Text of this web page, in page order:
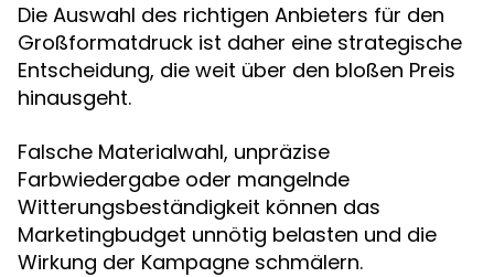
Die Auswahl des richtigen Anbieters für den
Großformatdruck ist daher eine strategische
Entscheidung, die weit über den bloßen Preis
hinausgeht.
Falsche Materialwahl, unpräzise
Farbwiedergabe oder mangelnde
Witterungsbeständigkeit können das
Marketingbudget unnötig belasten und die
Wirkung der Kampagne schmälern.